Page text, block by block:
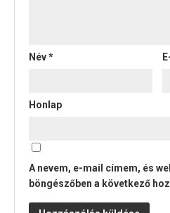
Név*
Honlap
A nevem, e-mail címem, és
böngészőben a következő